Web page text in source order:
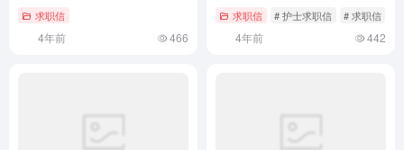
求职信
4年前 466
求职信 # 护士求职信 # 求职信
4年前 442